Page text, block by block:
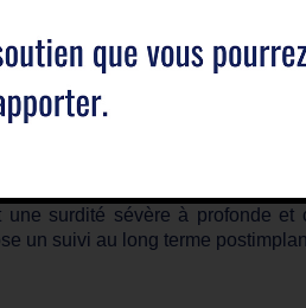
des enfants, quel que soit leur
une surdité sévère à profonde et
un suivi au long terme